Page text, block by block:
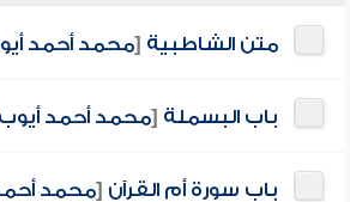
متن الشاطبية [محمد أحمد
باب البسملة [محمد أحمد أيوب
باب سورة أم القرآن [محمد